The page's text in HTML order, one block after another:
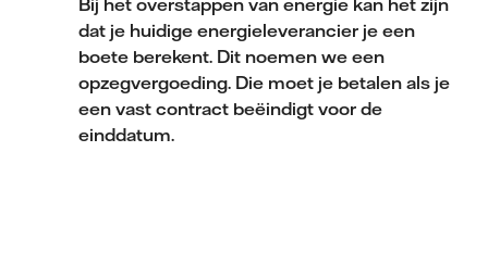
dat je huidige energieleverancier je een
boete berekent. Dit noemen we een
opzegvergoeding. Die moet je betalen als je
een vast contract beëindigt voor de
einddatum.